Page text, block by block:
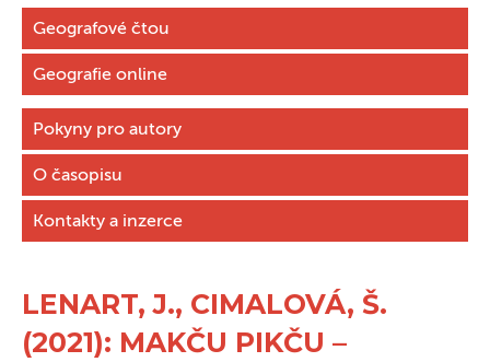
Geografové čtou
Geografie online
Pokyny pro autory
O časopisu
Kontakty a inzerce
LENART, J., CIMALOVÁ, Š.
(2021): MAKČU PIKČU –